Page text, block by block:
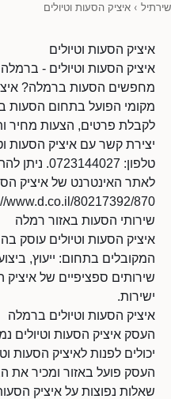
שירתיל › איציק הסעות וטיולים
איציק הסעות וטיולים
איציק הסעות וטיולים -
מחפשים הסעות ברמלה?
מקומי הפועל בתחום הסעות
לקבלת פרטים, הצעות מחיר
יצירת קשר עם איציק הסעות
טלפון: 0723144027. ניתן להתקשר בשעות הפעילות.
לאתר האינטרנט של איציק
www.d.co.il/80217392/870/
שירותי הסעות באזור רמלה
איציק הסעות וטיולים עוסק
המקובלים בתחום: ייעוץ,
שירותים ספציפיים של איציק
ישירות.
איציק הסעות וטיולים ברמלה
העסק איציק הסעות וטיולים
יכולים לפנות לאיציק הסעות
העסק פועל באזור ומכיר את
שאלות נפוצות על איציק